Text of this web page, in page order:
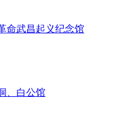
命武昌起义纪念馆
、白公馆